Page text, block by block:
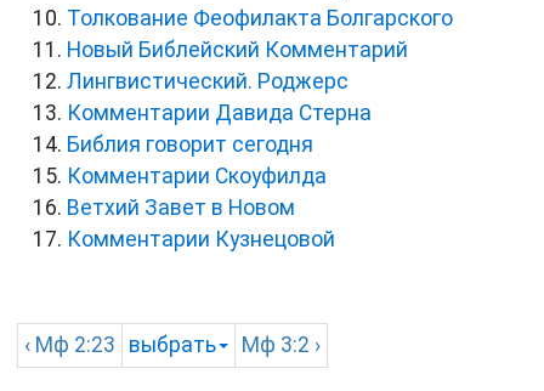
Толкование Феофилакта Болгарского
Новый Библейский Комментарий
Лингвистический. Роджерс
Комментарии Давида Стерна
Библия говорит сегодня
Комментарии Скоуфилда
Ветхий Завет в Новом
Комментарии Кузнецовой
‹ Мф 2:23 выбрать Мф 3:2 ›